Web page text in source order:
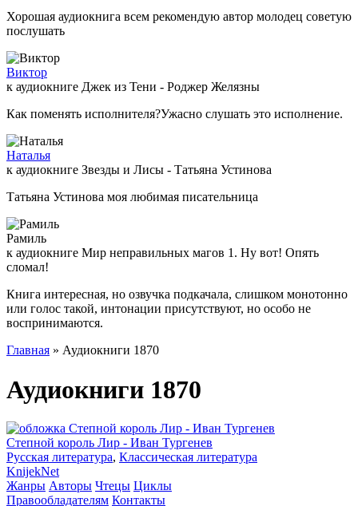
Хорошая аудиокнига всем рекомендую автор молодец советую
послушать
Виктор
к аудиокниге Джек из Тени - Роджер Желязны
Как поменять исполнителя?Ужасно слушать это исполнение.
Наталья
к аудиокниге Звезды и Лисы - Татьяна Устинова
Татьяна Устинова моя любимая писательница
Рамиль
к аудиокниге Мир неправильных магов 1. Ну вот! Опять
сломал!
Книга интересная, но озвучка подкачала, слишком монотонно
или голос такой, интонации присутствуют, но особо не
воспринимаются.
Главная » Аудиокниги 1870
Аудиокниги 1870
Степной король Лир - Иван Тургенев
Русская литература, Классическая литература
KnijekNet
Жанры Авторы Чтецы Циклы
Правообладателям Контакты